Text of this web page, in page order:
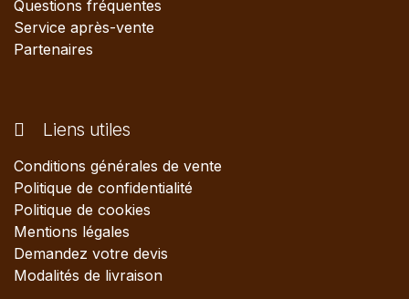
Questions fréquentes
Service après-vente
Partenaires
Liens utiles
Conditions générales de vente
Politique de confidentialité
Politique de cookies
Mentions légales
Demandez votre devis
Modalités de livraison